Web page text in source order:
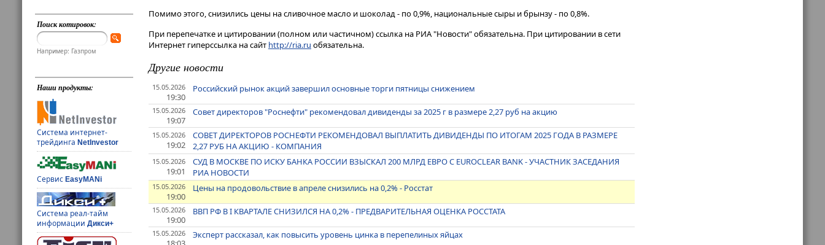
Поиск котировок:
Например: Газпром
Наши продукты:
Система интернет-
трейдингаNetInvestor
СервисEasyMANi
Система реал-тайм
информацииДикси+
Помимо этого, снизились цены на сливочное масло и шоколад - по 0,9%, национальные сыры и брынзу - по 0,8%.
При перепечатке и цитировании (полном или частичном) ссылка на РИА "Новости" обязательна. При цитировании в сети
Интернет гиперссылка на сайт http://ria.ru обязательна.
Другие новости
15.05.2026
19:30
Российский рынок акций завершил основные торги пятницы снижением
15.05.2026
19:07
Совет директоров "Роснефти" рекомендовал дивиденды за 2025 г в размере 2,27 руб на акцию
15.05.2026
19:02
СОВЕТ ДИРЕКТОРОВ РОСНЕФТИ РЕКОМЕНДОВАЛ ВЫПЛАТИТЬ ДИВИДЕНДЫ ПО ИТОГАМ 2025 ГОДА В РАЗМЕРЕ
2,27 РУБ НА АКЦИЮ - КОМПАНИЯ
15.05.2026
19:01
СУД В МОСКВЕ ПО ИСКУ БАНКА РОССИИ ВЗЫСКАЛ 200 МЛРД ЕВРО С EUROCLEAR BANK - УЧАСТНИК ЗАСЕДАНИЯ
РИА НОВОСТИ
15.05.2026
19:00
Цены на продовольствие в апреле снизились на 0,2% - Росстат
15.05.2026
19:00
ВВП РФ В I КВАРТАЛЕ СНИЗИЛСЯ НА 0,2% - ПРЕДВАРИТЕЛЬНАЯ ОЦЕНКА РОССТАТА
15.05.2026 Эксперт рассказал, как повысить уровень цинка в перепелиных яйцах